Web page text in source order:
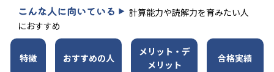
こんな人に向いている
計算能力や読解力を育みたい人
におすすめ
特徴 おすすめの人
メリット・デ
メリット
合格実績